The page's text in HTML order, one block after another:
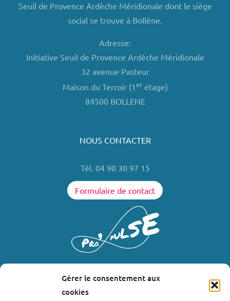
Gérer le consentement aux
cookies
Seuil de Provence Ardèche Méridionale dont le siège
social se trouve à Bollène.
Adresse:
Initiative Seuil de Provence Ardèche Méridionale
32 avenue Pasteur
Maison du Terroir (1erétage)
84500 BOLLENE
NOUS CONTACTER
Tél. 04 90 30 97 15
Formulaire de contact